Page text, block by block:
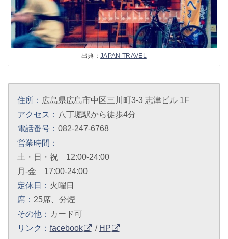
出典：JAPAN TRAVEL
住所： 広島県広島市中区三川町3-3 志津ビル 1F
アクセス： 八丁堀駅から徒歩4分
電話番号： 082-247-6768
営業時間：
土・日・祝 12:00-24:00
月-金 17:00-24:00
定休日： 火曜日
席： 25席、分煙
その他： カード可
リンク： facebook / HP